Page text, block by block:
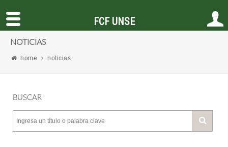
NOTICIAS
home noticias
BUSCAR
FCF UNSE